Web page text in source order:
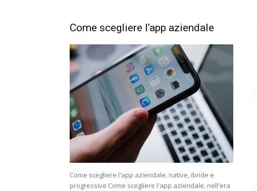
Come scegliere l’app aziendale
Come scegliere l'app aziendale: native, ibride e
progressive Come scegliere l'app aziendale, nell'era